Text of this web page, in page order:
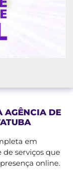
Marketing
AGÊNCIA DE
em
serviços que
online.